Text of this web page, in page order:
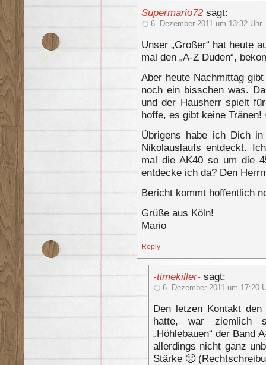
Supermario72 sagt:
6. Dezember 2011 um 13:32 Uhr
Unser „Großer“ hat heute
mal den „A-Z Duden“,
Aber heute Nachmittag
noch ein bisschen was.
und der Hausherr spielt
hoffe, es gibt keine Tränen!
Übrigens habe ich Dich
Nikolauslaufs entdeckt.
mal die AK40 so um die
entdecke ich da? Den
Bericht kommt hoffentlich
Grüße aus Köln!
Mario
Reply
-timekiller- sagt:
6. Dezember 2011 um 17:20
Den letzen Kontakt
hatte, war ziemlich
„Höhlebauen“ der Band
allerdings nicht ganz
Stärke 🙁